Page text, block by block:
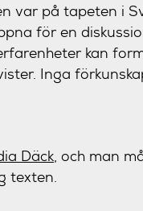
var på tapeten i
för en
kan
Inga
Däck, och man
texten.